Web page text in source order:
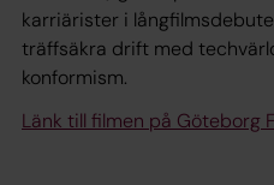
karriärister i
träffsäkra drift med
konformism.
Länk till filmen på Göteborg